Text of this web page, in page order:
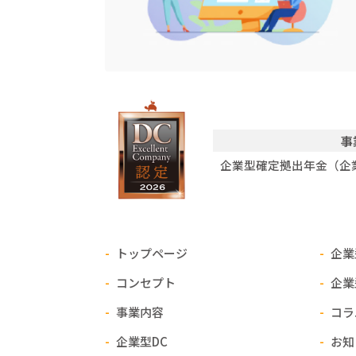
事
企業型確定拠出年金（
トップページ
コンセプト
事業内容
企業型DC
企
企
コ
お